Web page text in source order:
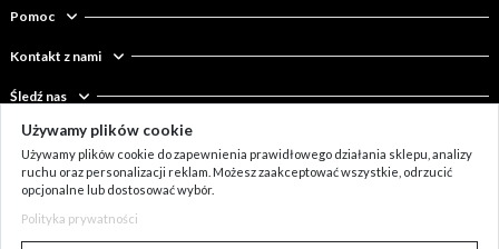
Pomoc
Kontakt z nami
Śledź nas
Newsletter
Używamy plików cookie
Używamy plików cookie do zapewnienia prawidłowego działania sklepu, analizy
ruchu oraz personalizacji reklam. Możesz zaakceptować wszystkie, odrzucić
opcjonalne lub dostosować wybór.
Polityka prywatności